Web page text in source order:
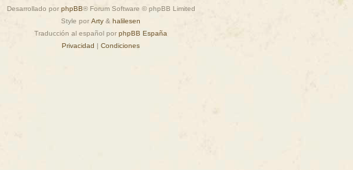
Desarrollado por phpBB® Forum Software © phpBB Limited
Style por Arty & halilesen
Traducción al español por phpBB España
Privacidad | Condiciones